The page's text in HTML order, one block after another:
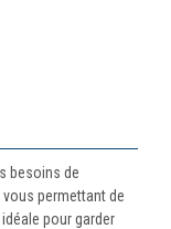
besoins de
permettant de
pour garder